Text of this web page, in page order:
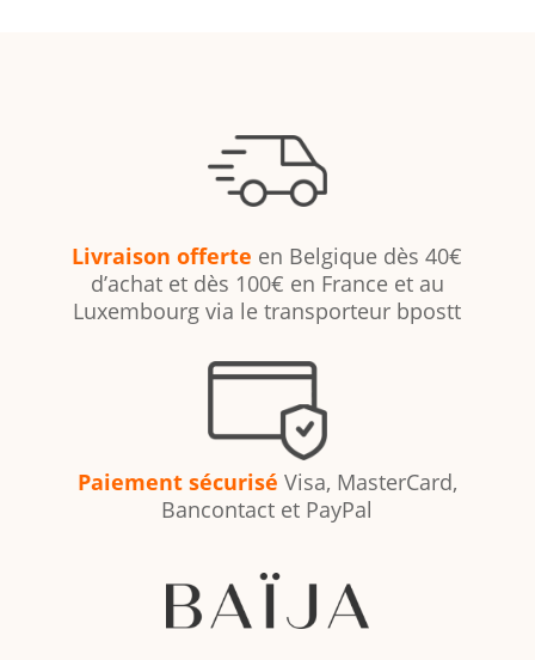
Livraison offerte en Belgique dès 40€
d’achat et dès 100€ en France et au
Luxembourg via le transporteur bpostt
Paiement sécurisé Visa, MasterCard,
Bancontact et PayPal